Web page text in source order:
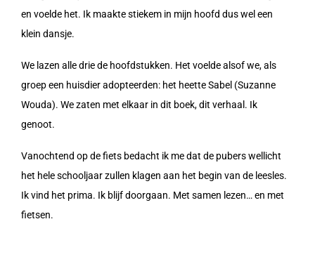
en voelde het. Ik maakte stiekem in mijn hoofd dus wel een
klein dansje.
We lazen alle drie de hoofdstukken. Het voelde alsof we, als
groep een huisdier adopteerden: het heette Sabel (Suzanne
Wouda). We zaten met elkaar in dit boek, dit verhaal. Ik
genoot.
Vanochtend op de fiets bedacht ik me dat de pubers wellicht
het hele schooljaar zullen klagen aan het begin van de leesles.
Ik vind het prima. Ik blijf doorgaan. Met samen lezen… en met
fietsen.